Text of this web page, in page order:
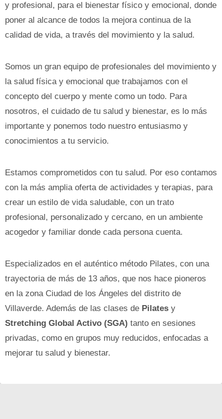
y profesional, para el bienestar físico y emocional, donde
poner al alcance de todos la mejora continua de la
calidad de vida, a través del movimiento y la salud.
Somos un gran equipo de profesionales del movimiento y
la salud física y emocional que trabajamos con el
concepto del cuerpo y mente como un todo. Para
nosotros, el cuidado de tu salud y bienestar, es lo más
importante y ponemos todo nuestro entusiasmo y
conocimientos a tu servicio.
Estamos comprometidos con tu salud. Por eso contamos
con la más amplia oferta de actividades y terapias, para
crear un estilo de vida saludable, con un trato
profesional, personalizado y cercano, en un ambiente
acogedor y familiar donde cada persona cuenta.
Especializados en el auténtico método Pilates, con una
trayectoria de más de 13 años, que nos hace pioneros
en la zona Ciudad de los Ángeles del distrito de
Villaverde. Además de las clases de Pilates y
Stretching Global Activo (SGA) tanto en sesiones
privadas, como en grupos muy reducidos, enfocadas a
mejorar tu salud y bienestar.